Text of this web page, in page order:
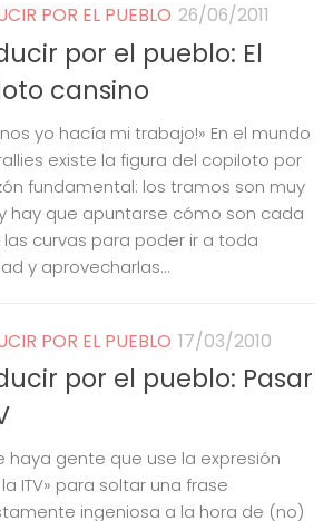
POR EL PUEBLO 26/06/2011
por el pueblo: El
cansino
yo hacía mi trabajo!» En el mundo
existe la figura del copiloto por
fundamental: los tramos son muy
hay que apuntarse cómo son cada
las curvas para poder ir a toda
y aprovecharlas...
POR EL PUEBLO 17/03/2010
por el pueblo: Pasar
haya gente que use la expresión
ITV» para soltar una frase
ingeniosa a la hora de (no)